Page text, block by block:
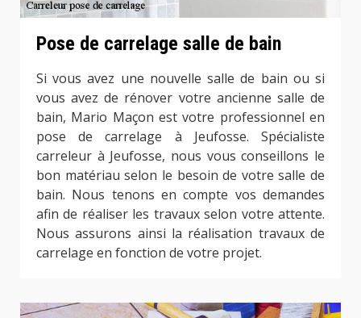
Pose de carrelage salle de bain
Si vous avez une nouvelle salle de bain ou si
vous avez de rénover votre ancienne salle de
bain, Mario Maçon est votre professionnel en
pose de carrelage à Jeufosse. Spécialiste
carreleur à Jeufosse, nous vous conseillons le
bon matériau selon le besoin de votre salle de
bain. Nous tenons en compte vos demandes
afin de réaliser les travaux selon votre attente.
Nous assurons ainsi la réalisation travaux de
carrelage en fonction de votre projet.